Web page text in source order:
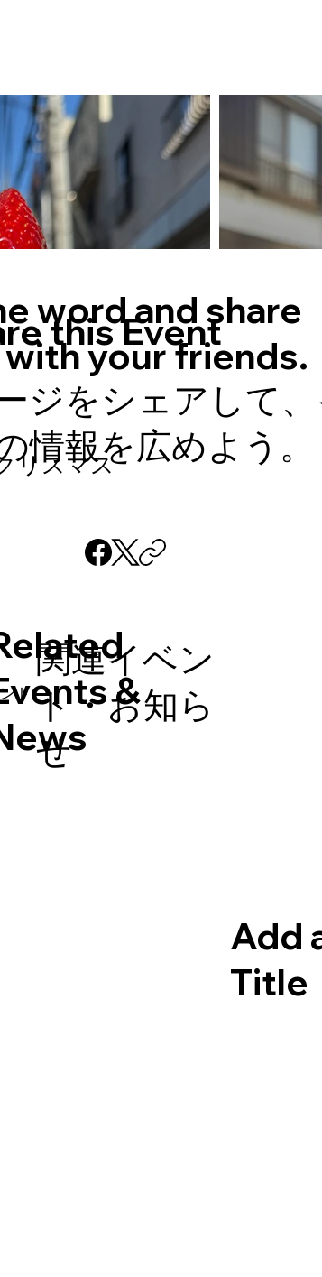
this Event
word and share
your friends.
ジをシェアして
情報を広めよう。
リスマス
&
ト
Add
Title
関連イベン
ト・お知ら
せ